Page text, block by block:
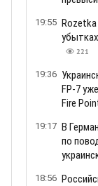
19:55
221
19:36
FP-7
Fire
19:17 В
по
18:56